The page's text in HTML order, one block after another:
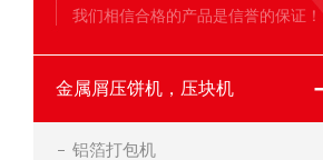
我们相信合格的产品是信誉的保证！
金属屑压饼机，压块机
铝箔打包机